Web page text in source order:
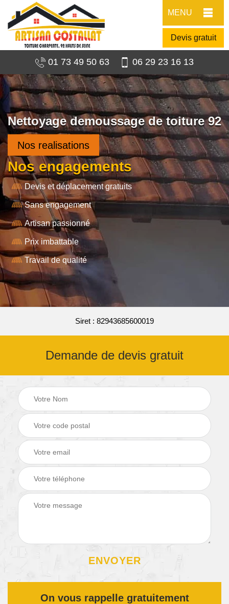
MENU
Devis gratuit
01 73 49 50 63 06 29 23 16 13
Nettoyage demoussage de toiture 92
Nos realisations
Nos engagements
Devis et déplacement gratuits
Sans engagement
Artisan passionné
Prix imbattable
Travail de qualité
Siret : 82943685600019
Demande de devis gratuit
On vous rappelle gratuitement